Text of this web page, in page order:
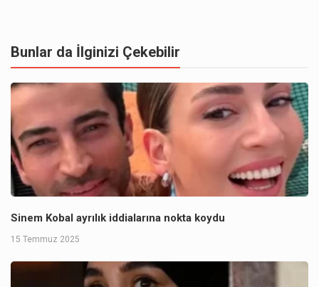
Bunlar da İlginizi Çekebilir
Sinem Kobal ayrılık iddialarına nokta koydu
15 Temmuz 2025